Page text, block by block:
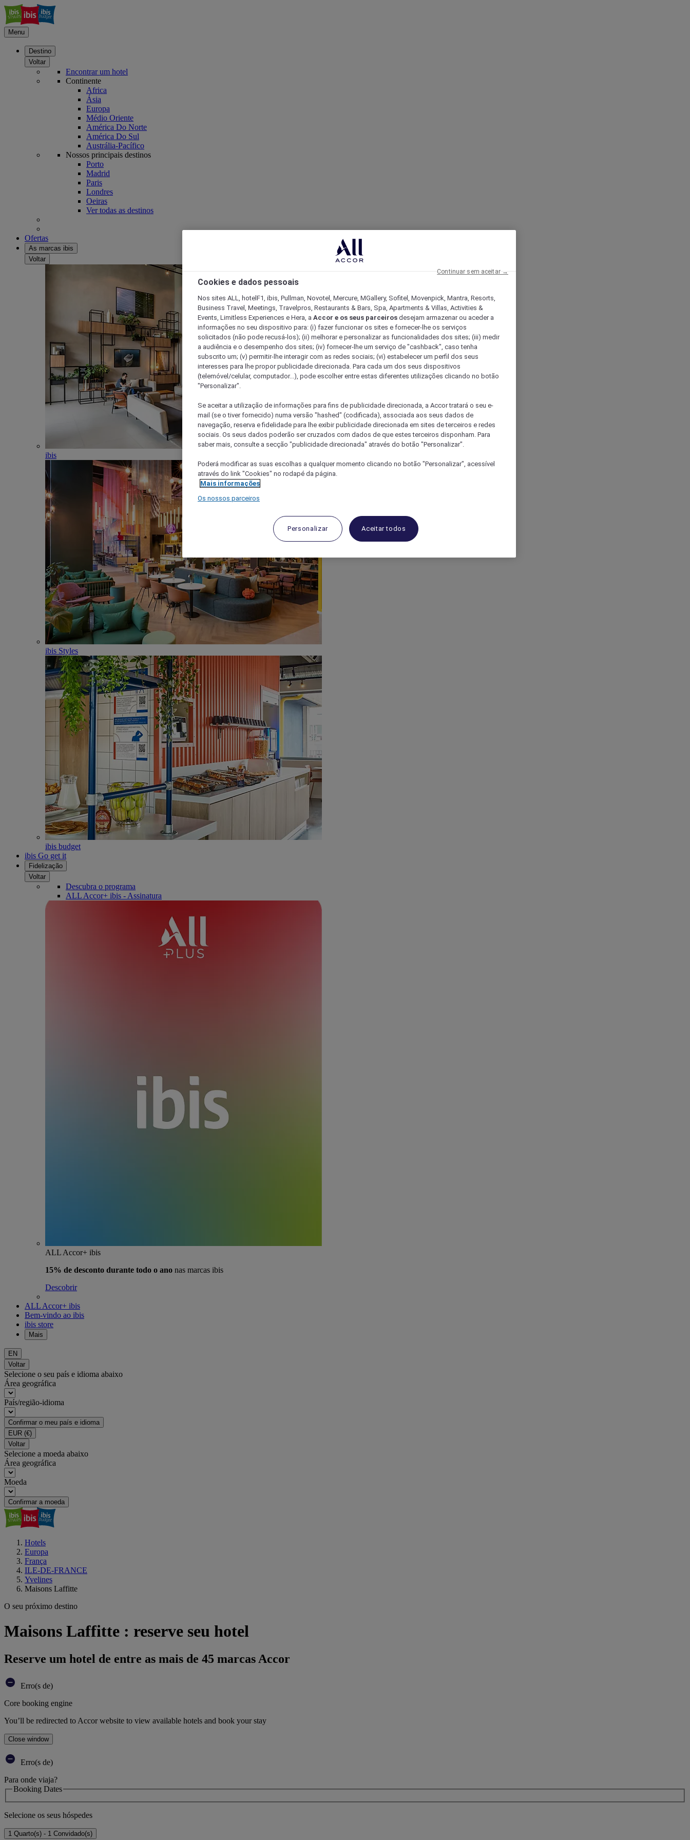
Menu
Destino
Voltar
Encontrar um hotel
Continente
Africa
Ásia
Europa
Médio Oriente
América Do Norte
América Do Sul
Austrália-Pacífico
Nossos principais destinos
Porto
Madrid
Paris
Londres
Oeiras
Ver todas as destinos
Ofertas
As marcas ibis
Voltar
ibis
ibis Styles
ibis budget
ibis Go get it
Fidelização
Voltar
Descubra o programa
ALL Accor+ ibis - Assinatura
ALL Accor+ ibis
15% de desconto durante todo o ano nas marcas ibis
Descobrir
ALL Accor+ ibis
Bem-vindo ao ibis
ibis store
Mais
EN
Voltar
Selecione o seu país e idioma abaixo
Área geográfica
País/região-idioma
Confirmar o meu país e idioma
EUR (€)
Voltar
Selecione a moeda abaixo
Área geográfica
Moeda
Confirmar a moeda
Hotels
Europa
França
ILE-DE-FRANCE
Yvelines
Maisons Laffitte
O seu próximo destino
Maisons Laffitte : reserve seu hotel
Reserve um hotel de entre as mais de 45 marcas Accor
Erro(s de)
Core booking engine
You’ll be redirected to Accor website to view available hotels and book your stay
Close window
Erro(s de)
Para onde viaja?
Booking Dates
Selecione os seus hóspedes
1 Quarto(s) - 1 Convidado(s)
Cookies e dados pessoais
Nos sites ALL, hotelF1, ibis, Pullman, Novotel, Mercure, MGallery, Sofitel, Movenpick, Mantra, Resorts,
Business Travel, Meetings, Travelpros, Restaurants & Bars, Spa, Apartments & Villas, Activities &
Events, Limitless Experiences e Hera, a Accor e os seus parceiros desejam armazenar ou aceder a
informações no seu dispositivo para: (i) fazer funcionar os sites e fornecer-lhe os serviços
solicitados (não pode recusá-los); (ii) melhorar e personalizar as funcionalidades dos sites; (iii) medir
a audiência e o desempenho dos sites; (iv) fornecer-lhe um serviço de "cashback", caso tenha
subscrito um; (v) permitir-lhe interagir com as redes sociais; (vi) estabelecer um perfil dos seus
interesses para lhe propor publicidade direcionada. Para cada um dos seus dispositivos
(telemóvel/celular, computador...), pode escolher entre estas diferentes utilizações clicando no botão
"Personalizar".
Se aceitar a utilização de informações para fins de publicidade direcionada, a Accor tratará o seu e-
mail (se o tiver fornecido) numa versão "hashed" (codificada), associada aos seus dados de
navegação, reserva e fidelidade para lhe exibir publicidade direcionada em sites de terceiros e redes
sociais. Os seus dados poderão ser cruzados com dados de que estes terceiros disponham. Para
saber mais, consulte a secção "publicidade direcionada" através do botão "Personalizar".
Poderá modificar as suas escolhas a qualquer momento clicando no botão "Personalizar", acessível
através do link "Cookies" no rodapé da página.
Mais informações
Os nossos parceiros
Personalizar Aceitar todos
Continuar sem aceitar →